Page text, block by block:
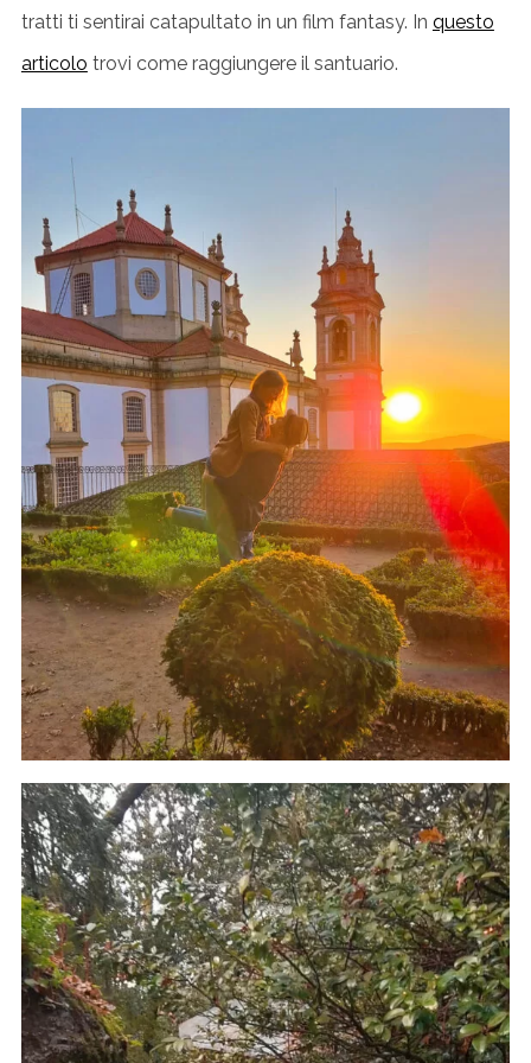
tratti ti sentirai catapultato in un film fantasy. In questo
articolo trovi come raggiungere il santuario.